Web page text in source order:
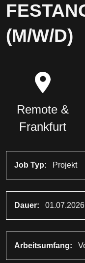
(M/W/D)
Remote &
Frankfurt
Job Typ: Projekt
Dauer:
Arbeitsumfang: